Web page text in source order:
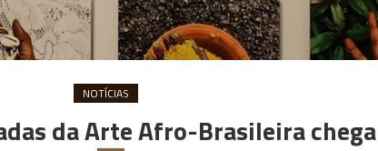
NOTÍCIAS
da Arte Afro-Brasileira